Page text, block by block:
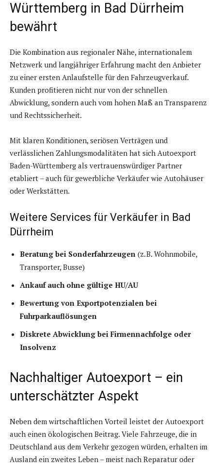
Württemberg in Bad Dürrheim
bewährt
Die Kombination aus regionaler Nähe, internationalem
Netzwerk und langjähriger Erfahrung macht den Anbieter
zu einer ersten Anlaufstelle für den Fahrzeugverkauf.
Kunden profitieren nicht nur von der schnellen
Abwicklung, sondern auch vom hohen Maß an Transparenz
und Rechtssicherheit.
Mit klaren Konditionen, seriösen Verträgen und
verlässlichen Zahlungsmodalitäten hat sich Autoexport
Baden-Württemberg als vertrauenswürdiger Partner
etabliert – auch für gewerbliche Verkäufer wie Autohäuser
oder Werkstätten.
Weitere Services für Verkäufer in Bad
Dürrheim
Beratung bei Sonderfahrzeugen (z. B. Wohnmobile,
Transporter, Busse)
Ankauf auch ohne gültige HU/AU
Bewertung von Exportpotenzialen bei
Fuhrparkauflösungen
Diskrete Abwicklung bei Firmennachfolge oder
Insolvenz
Nachhaltiger Autoexport – ein
unterschätzter Aspekt
Neben dem wirtschaftlichen Vorteil leistet der Autoexport
auch einen ökologischen Beitrag. Viele Fahrzeuge, die in
Deutschland aus dem Verkehr gezogen würden, erhalten im
Ausland ein zweites Leben – meist nach Reparatur oder